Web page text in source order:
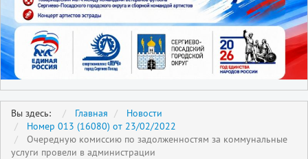
Вы здесь: Главная
Новости
Номер 013 (16080) от 23/02/2022
Очередную комиссию по задолженностям за коммунальные
услуги провели в администрации